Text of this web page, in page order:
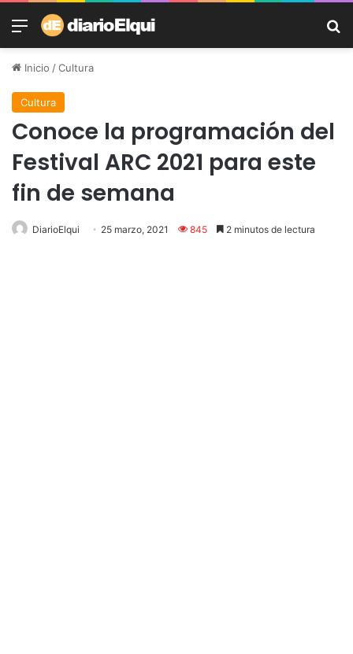
Menú
Inicio /Cultura
Cultura
Conoce la programación del
Festival ARC 2021 para este
fin de semana
DiarioElqui 25 marzo, 2021 845 2 minutos de lectura